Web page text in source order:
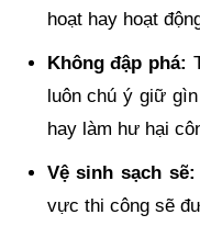
hoạt hay hoạt
Không đập phá:
luôn chú ý giữ
hay làm hư hại
Vệ sinh sạch sẽ:
vực thi công sẽ